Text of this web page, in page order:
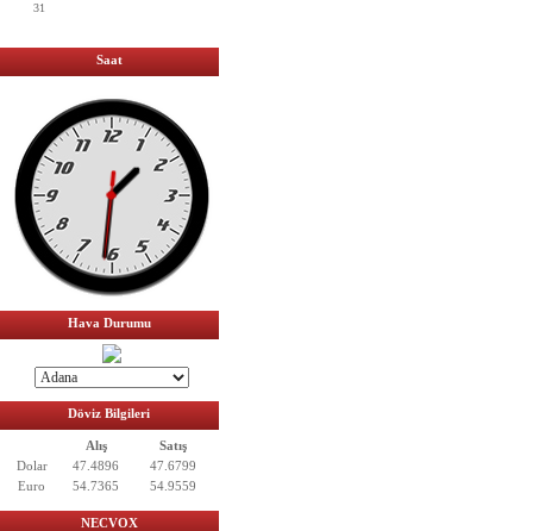
31
Saat
Hava Durumu
Döviz Bilgileri
Alış
Satış
Dolar
47.4896
47.6799
Euro
54.7365 54.9559
NECVOX